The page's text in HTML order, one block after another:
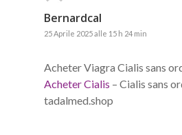
Bernardcal
25 Aprile 2025 alle 15 h 24 min
Acheter Viagra Cialis sans
Acheter Cialis – Cialis sans
tadalmed.shop